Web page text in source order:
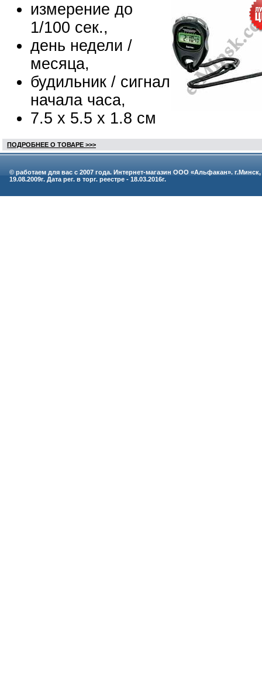
измерение до
1/100 сек.,
день недели /
месяца,
будильник / сигнал
начала часа,
7.5 х 5.5 х 1.8 см
ПОДРОБНЕЕ О ТОВАРЕ >>>
© работаем для вас с 2007 года. Интернет-магазин ООО «Альфакан».
19.08.2009г. Дата рег. в торг. реестре - 18.03.2016г.